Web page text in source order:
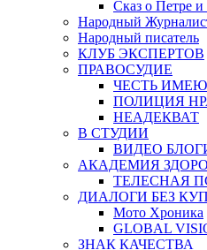
Сказ о Петре
Народный
Народный писатель
КЛУБ ЭКСПЕРТОВ
ПРАВОСУДИЕ
ЧЕСТЬ ИМЕЮ
ПОЛИЦИЯ
НЕАДЕКВАТ
В СТУДИИ
ВИДЕО
АКАДЕМИЯ
ТЕЛЕСНАЯ
ДИАЛОГИ БЕЗ
Мото Хроника
GLOBAL
ЗНАК КАЧЕСТВА